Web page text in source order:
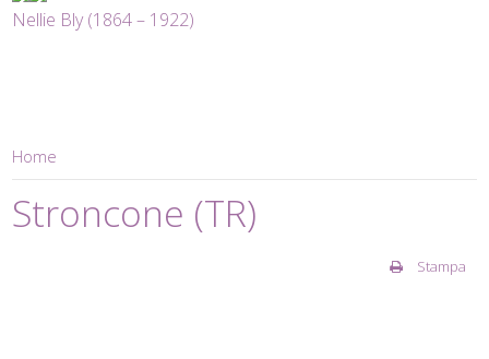
Nellie Bly (1864 – 1922)
Home
Stroncone (TR)
Stampa